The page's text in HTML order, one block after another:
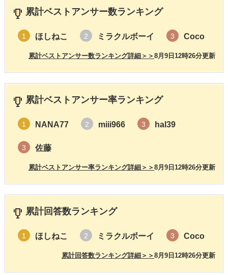
累計ベストアンサー数ランキング
1 ほしねこ 2 ミラクルボーイ 3 Coco
8月9日12時26分更新
累計ベストアンサー数ランキング詳細＞＞
累計ベストアンサー率ランキング
1 NANA77 2 miii966 3 hal39
3 佐藤
8月9日12時26分更新
累計ベストアンサー率ランキング詳細＞＞
累計回答数ランキング
1 ほしねこ 2 ミラクルボーイ 3 Coco
8月9日12時26分更新
累計回答数ランキング詳細＞＞